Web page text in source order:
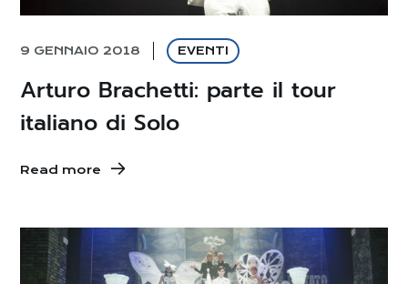
9 GENNAIO 2018 EVENTI
Arturo Brachetti: parte il tour
italiano di Solo
Read more